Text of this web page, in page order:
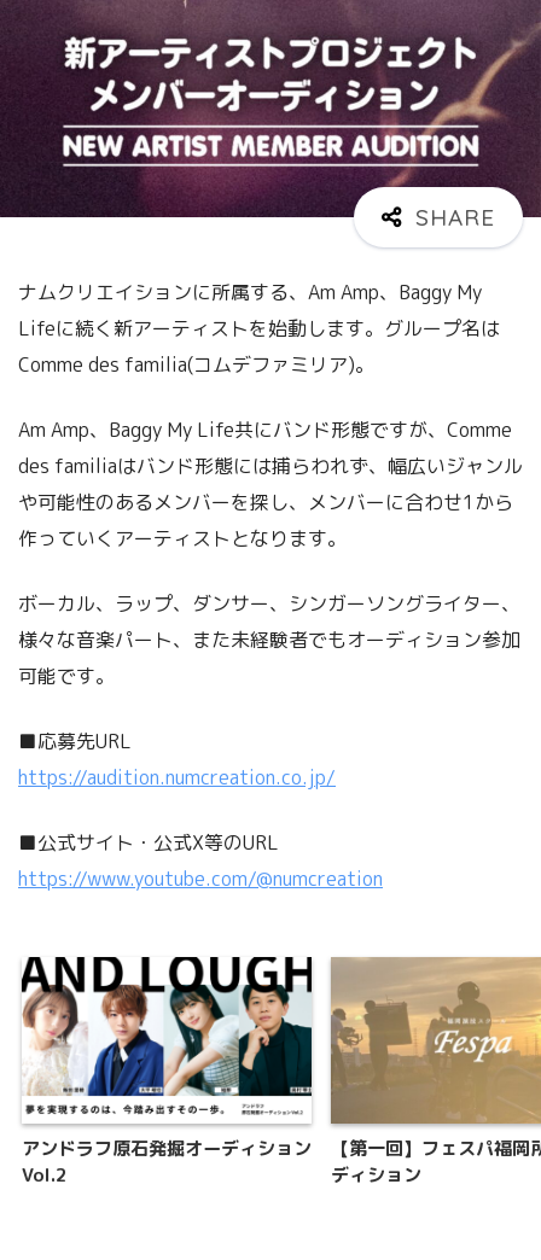
ナムクリエイションに所属する、Am Amp、Baggy My
Lifeに続く新アーティストを始動します。グループ名は
Comme des familia(コムデファミリア)。
Am Amp、Baggy My Life共にバンド形態ですが、Comme
des familiaはバンド形態には捕らわれず、幅広いジャンル
や可能性のあるメンバーを探し、メンバーに合わせ1から
作っていくアーティストとなります。
ボーカル、ラップ、ダンサー、シンガーソングライター、
様々な音楽パート、また未経験者でもオーディション参加
可能です。
■応募先URL
https://audition.numcreation.co.jp/
■公式サイト・公式X等のURL
https://www.youtube.com/@numcreation
アンドラフ原石発掘オーディション
Vol.2
【第一回】フェスパ福岡
ディション